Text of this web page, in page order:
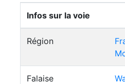
Infos sur la voie
Région
Falaise